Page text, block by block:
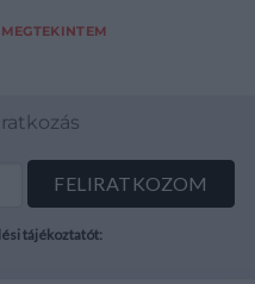
MEGTEKINTEM
tájékoztatót: